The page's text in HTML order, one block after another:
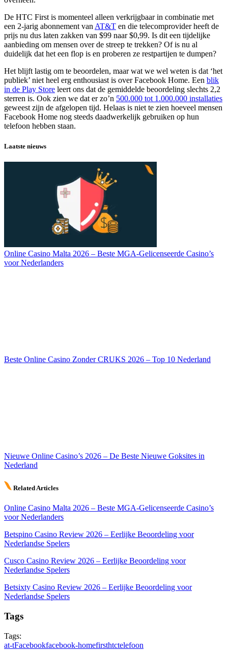
De HTC First is momenteel alleen verkrijgbaar in combinatie met
een 2-jarig abonnement vanAT&T en die telecomprovider heeft de
prijs nu dus laten zakken van $99 naar $0,99. Is dit een tijdelijke
aanbieding om mensen over de streep te trekken? Of is nu al
duidelijk dat het een flop is en proberen ze restpartijen te dumpen?
Het blijft lastig om te beoordelen, maar wat we wel weten is dat ‘het
publiek’ niet heel erg enthousiast is over Facebook Home. Een blik
in de Play Store leert ons dat de gemiddelde beoordeling slechts 2,2
sterren is. Ook zien we dat er zo’n 500.000 tot 1.000.000 installaties
geweest zijn de afgelopen tijd. Helaas is niet te zien hoeveel mensen
Facebook Home nog steeds daadwerkelijk gebruiken op hun
telefoon hebben staan.
Laatste nieuws
Online Casino Malta 2026 – Beste MGA-Gelicenseerde Casino’s
voor Nederlanders
Beste Online Casino Zonder CRUKS 2026 – Top 10 Nederland
Nieuwe Online Casino’s 2026 – De Beste Nieuwe Goksites in
Nederland
Related Articles
Online Casino Malta 2026 – Beste MGA-Gelicenseerde Casino’s
voor Nederlanders
Betspino Casino Review 2026 – Eerlijke Beoordeling voor
Nederlandse Spelers
Cusco Casino Review 2026 – Eerlijke Beoordeling voor
Nederlandse Spelers
Betsixty Casino Review 2026 – Eerlijke Beoordeling voor
Nederlandse Spelers
Tags
Tags:
at-tFacebookfacebook-homefirsthtctelefoon